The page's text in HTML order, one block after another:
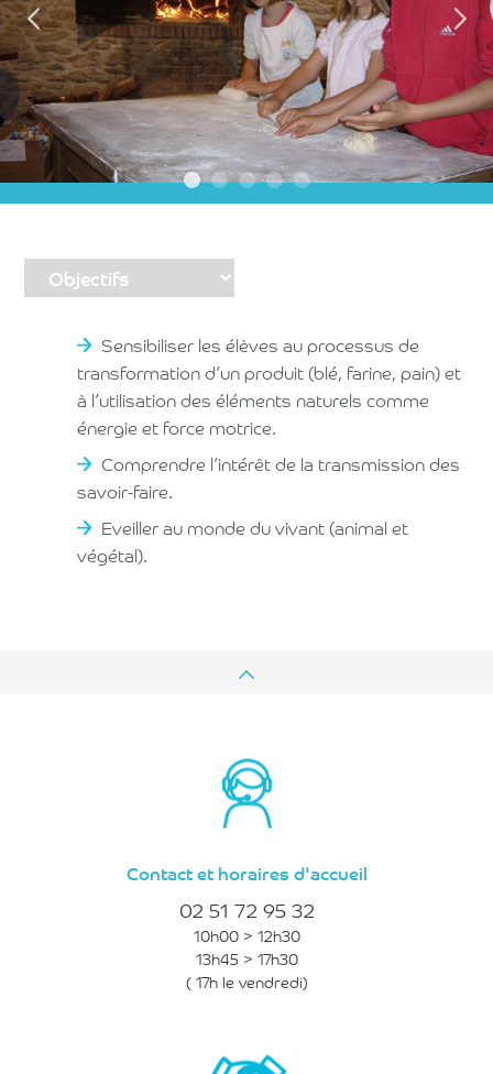
Sensibiliser les élèves au processus de
transformation d’un produit (blé, farine, pain) et
à l’utilisation des éléments naturels comme
énergie et force motrice.
Comprendre l’intérêt de la transmission des
savoir-faire.
Eveiller au monde du vivant (animal et
végétal).
Contact et horaires d'accueil
02 51 72 95 32
10h00 > 12h30
13h45 > 17h30
( 17h le vendredi)